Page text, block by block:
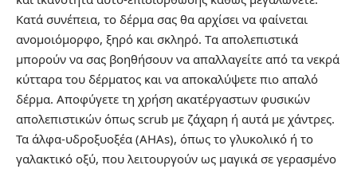
Κατά συνέπεια, το δέρμα σας θα αρχίσει να φαίνεται
ανομοιόμορφο, ξηρό και σκληρό. Tα απολεπιστικά
μπορούν να σας βοηθήσουν να απαλλαγείτε από τα νεκρά
κύτταρα του δέρματος και να αποκαλύψετε πιο απαλό
δέρμα. Αποφύγετε τη χρήση ακατέργαστων φυσικών
απολεπιστικών όπως scrub με ζάχαρη ή αυτά με χάντρες.
Τα άλφα-υδροξυοξέα (AHAs), όπως το γλυκολικό ή το
γαλακτικό οξύ, που λειτουργούν ως μαγικά σε γερασμένο